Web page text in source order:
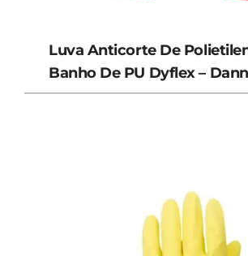
Luva Anticorte De
Banho De PU Dyflex –